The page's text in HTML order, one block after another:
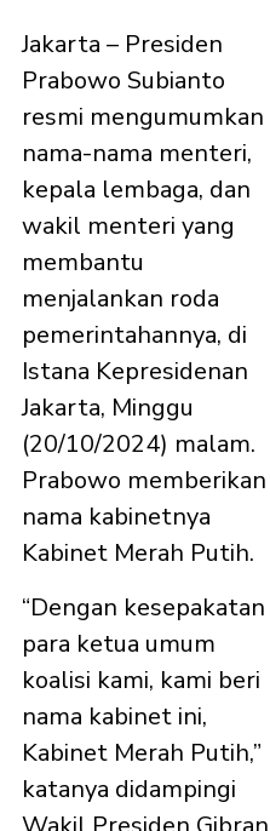
Jakarta – Presiden
Prabowo Subianto
resmi mengumumkan
nama-nama menteri,
kepala lembaga, dan
wakil menteri yang
membantu
menjalankan roda
pemerintahannya, di
Istana Kepresidenan
Jakarta, Minggu
(20/10/2024) malam.
Prabowo memberikan
nama kabinetnya
Kabinet Merah Putih.
“Dengan kesepakatan
para ketua umum
koalisi kami, kami beri
nama kabinet ini,
Kabinet Merah Putih,”
katanya didampingi